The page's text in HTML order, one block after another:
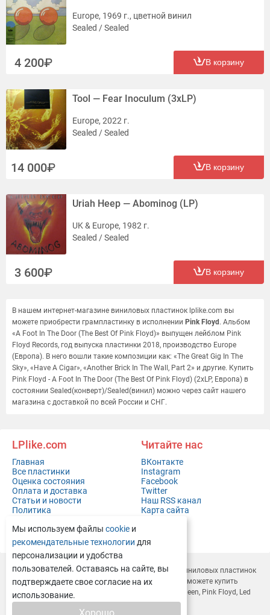
Europe, 1969 г., цветной винил
Sealed / Sealed
4 200 В корзину
Tool — Fear Inoculum (3xLP)
Europe, 2022 г.
Sealed / Sealed
14 000 В корзину
Uriah Heep — Abominog (LP)
UK & Europe, 1982 г.
Sealed / Sealed
3 600 В корзину
В нашем интернет-магазине виниловых пластинок lplike.com вы
можете приобрести грампластинку в исполнении Pink Floyd . Альбом
«A Foot In The Door (The Best Of Pink Floyd)» выпущен лейблом Pink
Floyd Records, год выпуска пластинки 2018, производство Europe
(Европа). В него вошли такие композиции как: «The Great Gig In The
Sky», «Have A Cigar», «Another Brick In The Wall, Part 2» и другие. Купить
Pink Floyd - A Foot In The Door (The Best Of Pink Floyd) (2xLP, Европа) в
состоянии Sealed(конверт)/Sealed(винил) можно через сайт нашего
магазина с доставкой по всей России и СНГ.
LPlike.com
Главная
Все пластинки
Оценка состояния
Оплата и доставка
Статьи и новости
Политика
Контакты
Полная версия сайта
Читайте нас
ВКонтакте
Instagram
Facebook
Twitter
Наш RSS канал
Карта сайта
LPlike.com — это современныйинтернет-магазин виниловых пластинок
с доставкой по всей России и СНГ. У нас вы легко сможете купить
виниловые пластинки
Depeche Mode, Rammstein, Queen, Pink Floyd, Led
Zeppelin, Deep Purple и многие другие.
Мы используем файлы cookie и
рекомендательные технологии для
персонализации и удобства
пользователей. Оставаясь на сайте, вы
подтверждаете свое согласие на их
использование.